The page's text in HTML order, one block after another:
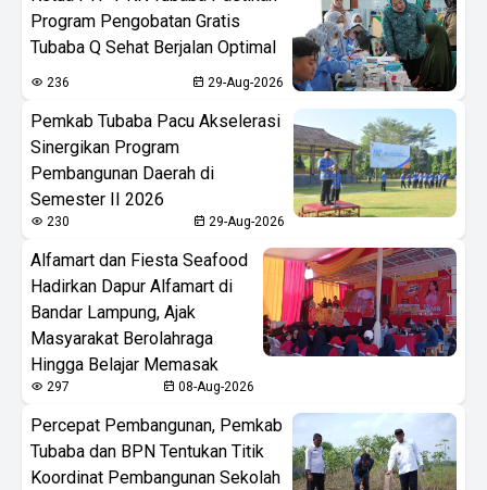
Program Pengobatan Gratis
Tubaba Q Sehat Berjalan Optimal
236 29-Aug-2026
Pemkab Tubaba Pacu Akselerasi
Sinergikan Program
Pembangunan Daerah di
Semester II 2026
230 29-Aug-2026
Alfamart dan Fiesta Seafood
Hadirkan Dapur Alfamart di
Bandar Lampung, Ajak
Masyarakat Berolahraga
Hingga Belajar Memasak
297 08-Aug-2026
Percepat Pembangunan, Pemkab
Tubaba dan BPN Tentukan Titik
Koordinat Pembangunan Sekolah